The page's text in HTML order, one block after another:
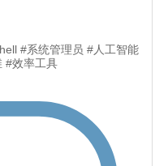
#系统管理员 #人工智能
#效率工具